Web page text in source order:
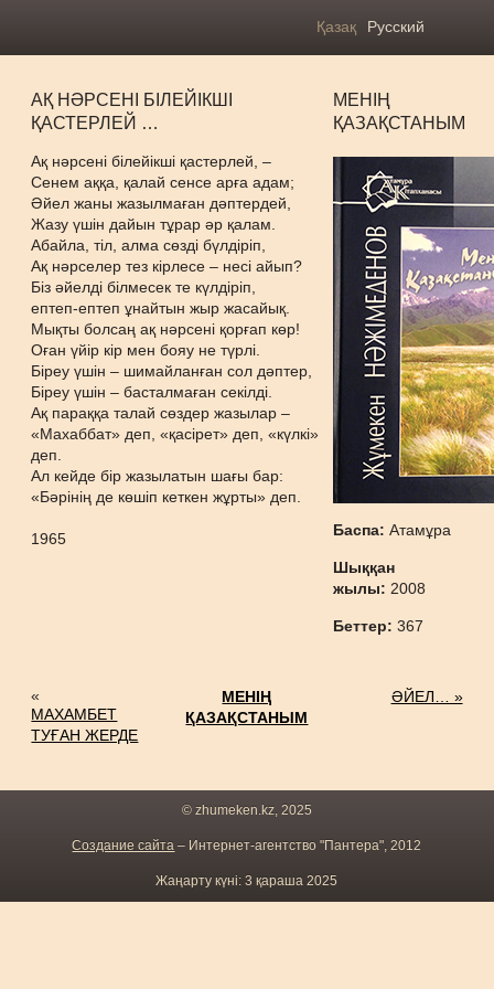
Қазақ Русский
АҚ НӘРСЕНІ БІЛЕЙІКШІ
ҚАСТЕРЛЕЙ …
Ақ нәрсені білейікші қастерлей, –
Сенем аққа, қалай сенсе арға адам;
Әйел жаны жазылмаған дәптердей,
Жазу үшін дайын тұрар әр қалам.
Абайла, тіл, алма сөзді бүлдіріп,
Ақ нәрселер тез кірлесе – несі айып?
Біз әйелді білмесек те күлдіріп,
ептеп-ептеп ұнайтын жыр жасайық.
Мықты болсаң ақ нәрсені қорғап көр!
Оған үйір кір мен бояу не түрлі.
Біреу үшін – шимайланған сол дәптер,
Біреу үшін – басталмаған секілді.
Ақ параққа талай сөздер жазылар –
«Махаббат» деп, «қасірет» деп, «күлкі»
деп.
Ал кейде бір жазылатын шағы бар:
«Бәрінің де көшіп кеткен жұрты» деп.
1965
МЕНІҢ
ҚАЗАҚСТАНЫМ
Баспа:Атамұра
Шыққан
жылы: 2008
Беттер:367
«
МАХАМБЕТ
ТУҒАН ЖЕРДЕ
МЕНІҢ
ҚАЗАҚСТАНЫМ
ӘЙЕЛ… »
© zhumeken.kz, 2025
Создание сайта – Интернет-агентство "Пантера", 2012
Жаңарту күні: 3 қараша 2025